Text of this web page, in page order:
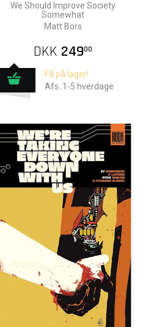
We Should Improve Society
Somewhat
Matt Bors
DKK 24900
Få på lager!
Afs.:1-5 hverdage